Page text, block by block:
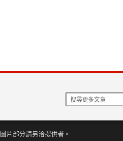
片部分請另洽提供者。